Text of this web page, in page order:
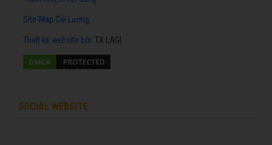
Site-Map Cải Lương
Thiết kế website bởi: TX LAGI
SOCIAL WEBSITE